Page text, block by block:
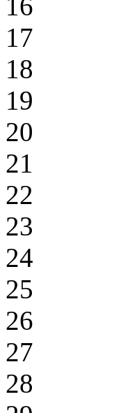
17
18
19
20
21
22
23
24
25
26
27
28